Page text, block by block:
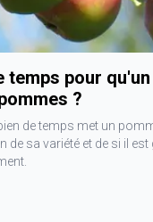
temps pour
?
de temps met un
de sa variété et de si il